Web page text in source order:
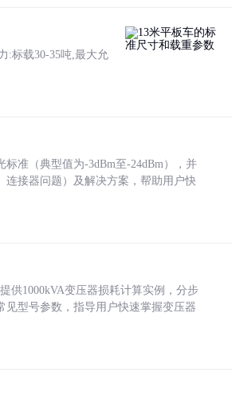
:标载30-35吨,最大允
准（典型值为-3dBm至-24dBm），并
连接器问题）及解决方案，帮助用户快
供1000kVA变压器损耗计算实例，分步
见型号参数，指导用户快速掌握变压器